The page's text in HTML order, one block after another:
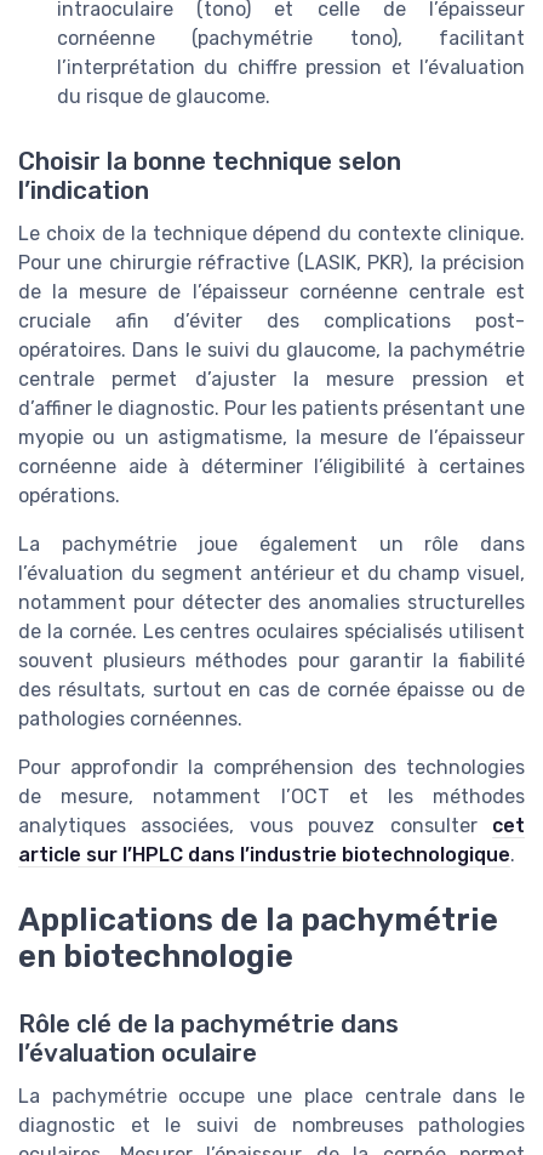
intraoculaire (tono) et celle de l’épaisseur
cornéenne (pachymétrie tono), facilitant
l’interprétation du chiffre pression et l’évaluation
du risque de glaucome.
Choisir la bonne technique selon
l’indication
Le choix de la technique dépend du contexte clinique.
Pour une chirurgie réfractive (LASIK, PKR), la précision
de la mesure de l’épaisseur cornéenne centrale est
cruciale afin d’éviter des complications post-
opératoires. Dans le suivi du glaucome, la pachymétrie
centrale permet d’ajuster la mesure pression et
d’affiner le diagnostic. Pour les patients présentant une
myopie ou un astigmatisme, la mesure de l’épaisseur
cornéenne aide à déterminer l’éligibilité à certaines
opérations.
La pachymétrie joue également un rôle dans
l’évaluation du segment antérieur et du champ visuel,
notamment pour détecter des anomalies structurelles
de la cornée. Les centres oculaires spécialisés utilisent
souvent plusieurs méthodes pour garantir la fiabilité
des résultats, surtout en cas de cornée épaisse ou de
pathologies cornéennes.
Pour approfondir la compréhension des technologies
de mesure, notamment l’OCT et les méthodes
analytiques associées, vous pouvez consulter cet
article sur l’HPLC dans l’industrie biotechnologique.
Applications de la pachymétrie
en biotechnologie
Rôle clé de la pachymétrie dans
l’évaluation oculaire
La pachymétrie occupe une place centrale dans le
diagnostic et le suivi de nombreuses pathologies